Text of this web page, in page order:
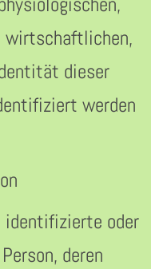
wirtschaftlichen,
dieser
werden
identifizierte oder
deren